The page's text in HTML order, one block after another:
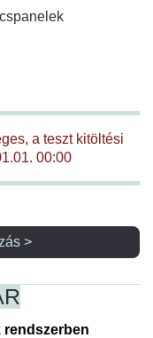
a teszt kitöltési
00:00
>
rendszerben